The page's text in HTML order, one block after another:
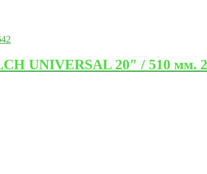
UNIVERSAL 20″ / 510 мм.